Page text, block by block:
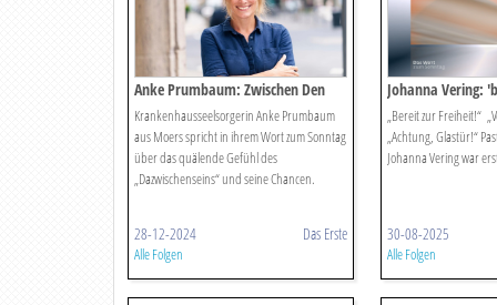
Anke Prumbaum: Zwischen Den
Jahren
Krankenhausseelsorgerin Anke Prumbaum
aus Moers spricht in ihrem Wort zum Sonntag
über das quälende Gefühl des
„Dazwischenseins“ und seine Chancen.
28-12-2024 Das Erste
Alle Folgen
Johanna Vering:
Freiheit!'
„Bereit zur Freiheit!“
„Achtung, Glastür!“
Johanna Vering war
30-08-2025
Alle Folgen